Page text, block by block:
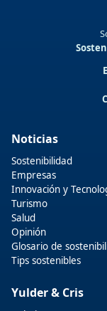
Noticias
Sostenibilidad
Empresas
Innovación y
Turismo
Salud
Opinión
Glosario de
Tips sostenibles
Yulder & Cris